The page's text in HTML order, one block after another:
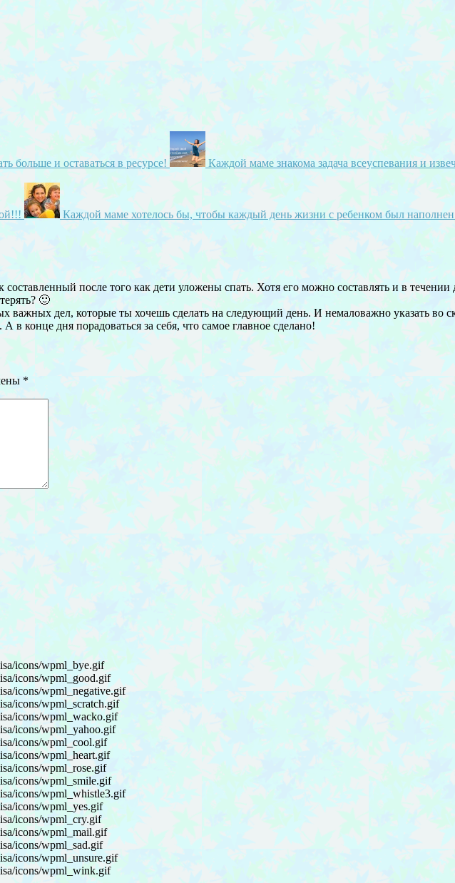
больше и оставаться в ресурсе!
Каждой маме знакома задача всеуспевания и
Каждой маме хотелось бы, чтобы каждый день жизни с ребенком был наполнен
после того как дети уложены спать. Хотя его можно составлять и в течении
🙂
важных дел, которые ты хочешь сделать на следующий день. И немаловажно указать во
в конце дня порадоваться за себя, что самое главное сделано!
*